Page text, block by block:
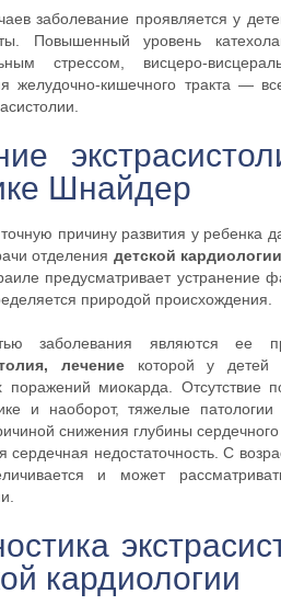
заболевание проявляется у
Повышенный уровень
стрессом, висцеро-
желудочно-кишечного тракта —
Шнайдер
причину развития у ребенка
отделения детской кардиологии
предусматривает устранение
природой происхождения.
заболевания являются ее
лечениекоторой у детей
миокарда. Отсутствие
и наоборот, тяжелые
снижения глубины
сердечная недостаточность. С
и может
кардиологии